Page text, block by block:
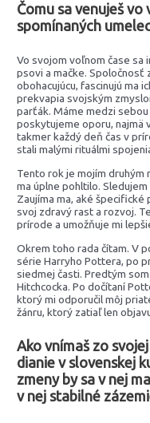
Čomu sa venuješ
spomínaných
Vo svojom voľnom čase sa
psovi a mačke. Spoločnosť
obohacujúcu, fascinujú ma
prekvapia svojským
parťák. Máme medzi
poskytujeme oporu, najmä
takmer každý deň čas v
stali malými rituálmi
Tento rok je mojím druhým
ma úplne pohltilo.
Zaujíma ma, aké
svoj zdravý rast a rozvoj.
prírode a umožňuje mi
Okrem toho rada čítam. V
série Harryho Pottera, po
siedmej časti. Predtým
Hitchcocka. Po dočítaní
ktorý mi odporučil môj
žánru, ktorý zatiaľ len
Ako vnímaš zo
dianie v slovenskej
zmeny by sa v nej
v nej stabilné